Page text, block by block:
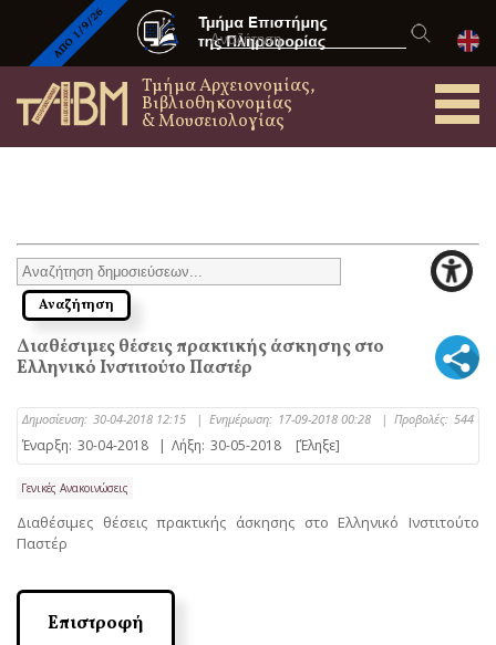
Τμήμα Αρχειονομίας,
Βιβλιοθηκονομίας
& Μουσειολογίας
Διαθέσιμες θέσεις πρακτικής άσκησης στο
Ελληνικό Ινστιτούτο Παστέρ
Δημοσίευση: 30-04-2018 12:15 | Ενημέρωση: 17-09-2018 00:28 | Προβολές: 544
Έναρξη: 30-04-2018 | Λήξη: 30-05-2018 [Έληξε]
Γενικές Ανακοινώσεις
Διαθέσιμες θέσεις πρακτικής άσκησης στο Ελληνικό Ινστιτούτο
Παστέρ
Επιστροφή